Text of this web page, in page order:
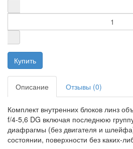
Описание Отзывы (0)
Комплект внутренних блоков линз
f/4-5,6 DG включая последнюю
диафрагмы (без двигателя и
состоянии, поверхности без каких-